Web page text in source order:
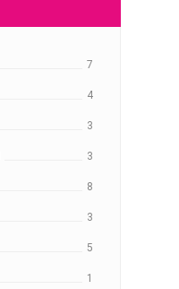
7
4
3
3
8
3
5
1